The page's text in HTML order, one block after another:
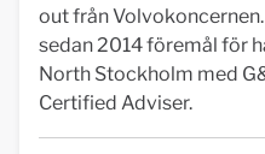
out från
sedan 2014 föremål för
North Stockholm med
Certified Adviser.